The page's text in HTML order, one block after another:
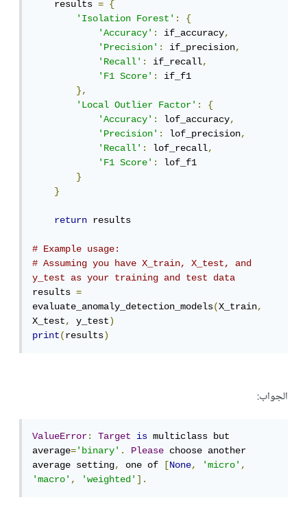
results =
{
'Isolation Forest':
{
'Accuracy': if_accuracy,
'Precision': if_precision,
'Recall': if_recall,
'F1 Score':
if_f1
},
'Local Outlier Factor':
{
'Accuracy': lof_accuracy,
'Precision': lof_precision,
'Recall': lof_recall,
'F1 Score':
lof_f1
}
}
return results
# Example usage:
# Assuming you have X_train, X_test, and
y_test as your training and test data
results =
evaluate_anomaly_detection_models(X_train,
X_test, y_test)
print(results)
الجواب:
ValueError: Target is multiclass but
average='binary'. Please choose another
average setting, one of [None, 'micro',
'macro', 'weighted'].